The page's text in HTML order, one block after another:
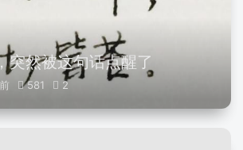
突然被这句话点醒了
581 2